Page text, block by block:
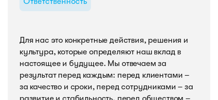
Для нас это конкретные действия, решения и
культура, которые определяют наш вклад в
настоящее и будущее. Мы отвечаем за
результат перед каждым: перед клиентами –
за качество и сроки, перед сотрудниками – за